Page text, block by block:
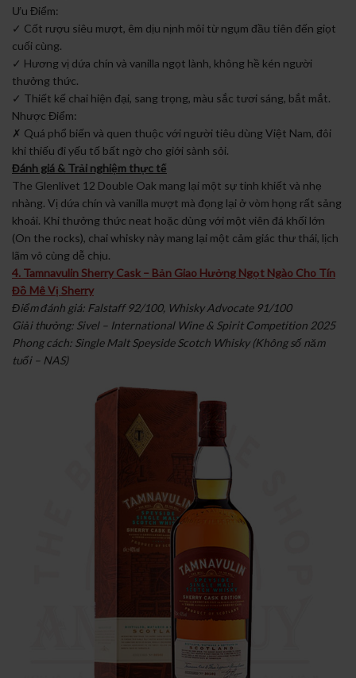
Ưu Điểm:
✓ Cốt rượu siêu mượt, êm dịu nịnh môi từ ngụm đầu tiên đến giọt
cuối cùng.
✓ Hương vị dứa chín và vanilla ngọt lành, không hề kén người
thưởng thức.
✓ Thiết kế chai hiện đại, sang trọng, màu sắc tươi sáng, bắt mắt.
Nhược Điểm:
✗ Quá phổ biến và quen thuộc với người tiêu dùng Việt Nam, đôi
khi thiếu đi yếu tố bất ngờ cho giới sành sỏi.
Đánh giá & Trải nghiệm thực tế
The Glenlivet 12 Double Oak mang lại một sự tinh khiết và nhẹ
nhàng. Vị dứa chín và vanilla mượt mà đọng lại ở vòm họng rất sảng
khoái. Khi thưởng thức neat hoặc dùng với một viên đá khối lớn
(On the rocks), chai whisky này mang lại một cảm giác thư thái, lịch
lãm vô cùng dễ chịu.
4. Tamnavulin Sherry Cask – Bản Giao Hưởng Ngọt Ngào Cho Tín
Đồ Mê Vị Sherry
Điểm đánh giá: Falstaff 92/100, Whisky Advocate 91/100
Giải thưởng: Sivel – International Wine & Spirit Competition 2025
Phong cách: Single Malt Speyside Scotch Whisky (Không số năm
tuổi – NAS)